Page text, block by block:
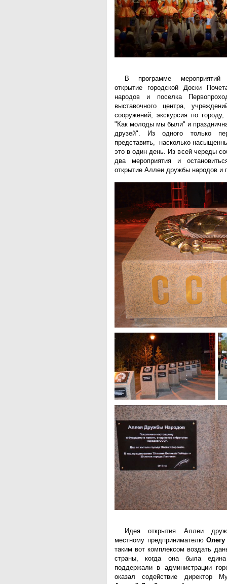
В программе мероприятий
открытие городской Доски
народов и поселка
выставочного центра,
сооружений, экскурсия по
"Как молоды мы были" и
друзей". Из одного только
представить, насколько
это в один день. Из всей череды
два мероприятия и
открытие Аллеи дружбы народов и
Идея открытия Аллеи
местному предпринимателю
таким вот комплексом воздать
страны, когда она была
поддержали в администрации
оказал содействие директор